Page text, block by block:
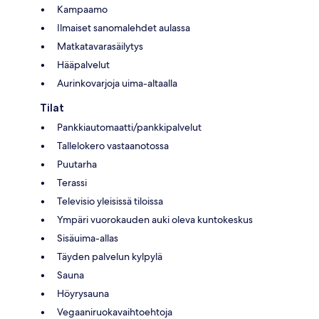
Kampaamo
Ilmaiset sanomalehdet aulassa
Matkatavarasäilytys
Hääpalvelut
Aurinkovarjoja uima-altaalla
Tilat
Pankkiautomaatti/pankkipalvelut
Tallelokero vastaanotossa
Puutarha
Terassi
Televisio yleisissä tiloissa
Ympäri vuorokauden auki oleva kuntokeskus
Sisäuima-allas
Täyden palvelun kylpylä
Sauna
Höyrysauna
Vegaaniruokavaihtoehtoja